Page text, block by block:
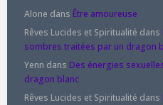
Alone dans Être amoureuse
Rêves Lucides et Spiritualité dans
sombres traitées par un dragon
Yenn dans Des énergies
dragon blanc
Rêves Lucides et Spiritualité dans